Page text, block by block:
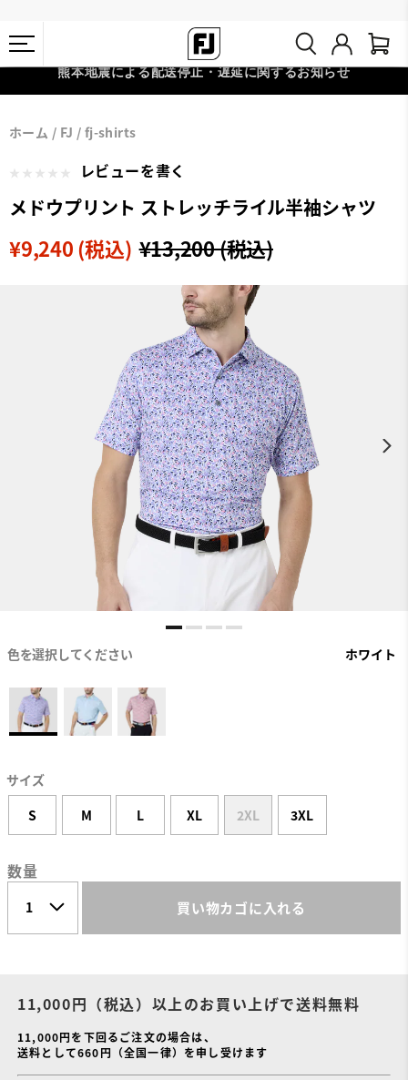
熊本地震による配送停止・遅延に関するお知らせ
ホーム FJ fj-shirts
レビューを書く
メドウプリント ストレッチライル半袖シャツ
¥13,200 (税込)
¥9,240 (税込)
色を選択してください ホワイト
サイズ
S
M L XL 2XL 3XL
数量
買い物カゴに入れる
11,000円（税込）以上のお買い上げで送料無料
11,000円を下回るご注文の場合は、
送料として660円（全国一律）を申し受けます